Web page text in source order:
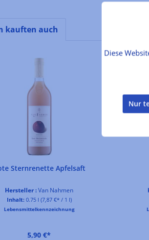
kauften auch
Sternrenette Apfelsaft
Hersteller :Van Nahmen
Inhalt: 0.75 l (7,87 €* / 1 l)
Lebensmittelkennzeichnung
5,90 €*
Diese
Nur